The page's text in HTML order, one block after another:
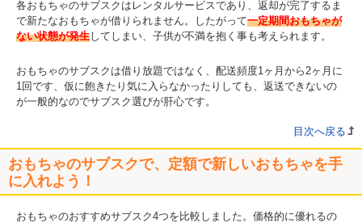
各おもちゃのサブスクはレンタルサービスであり、返却が完了するま
で新たなおもちゃが借りられません。したがって一定期間おもちゃが
ない状態が発生してしまい、子供が不満を抱く事も考えられます。
おもちゃのサブスクは借り放題ではなく、配送頻度1ヶ月から2ヶ月に
1回です、仮に飽きたり気に入らなかったりしても、返送できないの
が一般的なのでサブスク選びが肝心です。
目次へ戻る
おもちゃのサブスクで、定額で新しいおもちゃを手
に入れよう！
おもちゃのおすすめサブスク4つを比較しました。価格的に優れるの